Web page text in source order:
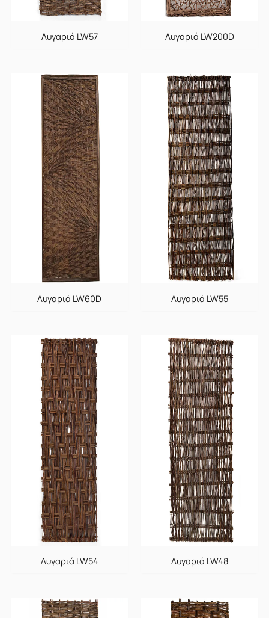
Λυγαριά LW57 Λυγαριά LW200D
Λυγαριά LW60D Λυγαριά LW55
Λυγαριά LW54 Λυγαριά LW48